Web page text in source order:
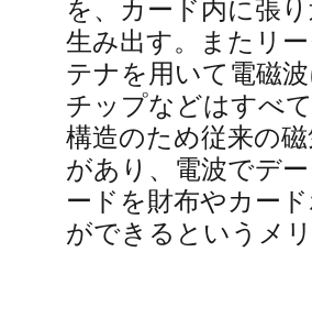
を、カード内に張
生み出す。またリ
テナを用いて電磁
チップなどはすべ
構造のため従来の
があり、電波でデ
ードを財布やカー
ができるというメ